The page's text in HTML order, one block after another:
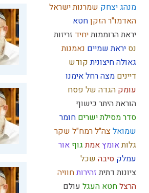
מנהגיצחק שמרנותישראל
האדמו"ר הזקןחטא
יראת הרוממותיחיד זריזות
נס יראת שמיים נאמנות
גאולה חיצוניתקודש
דיינים מצהרחל אימנו
עומק הגדה של פסח
הוראת היתר כישוף
סדר מסילת ישרים חומר
שמואלצה"לרמח"ל שקר
גלותאומץאמתגוף אור
עמלק סיבה שכל
ציונות דתיתזהירותחוויה
הרצלחטא העגל עולם